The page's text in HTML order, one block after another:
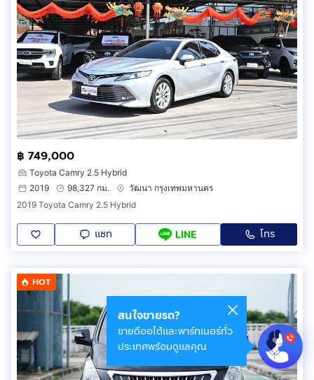
฿ 749,000
Toyota Camry 2.5 Hybrid
2019
98,327 กม.
วัฒนา กรุงเทพมหานคร
2019 Toyota Camry 2.5 Hybrid
แชท LINE โทร
HOT
สนใจขายรถ?
ขายดีออโต้และพาร์ทเนอร์ทั่ว
ประเทศพร้อมดูแลคุณ